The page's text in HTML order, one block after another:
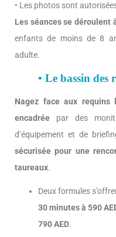
• Les photos sont
Les séances se déroulent
enfants de moins de 8
adulte.
• Le bassin des
Nagez face aux requins
encadrée par des
d’équipement et de
sécurisée pour une
taureaux.
Deux formules
30 minutes à 590
790 AED.